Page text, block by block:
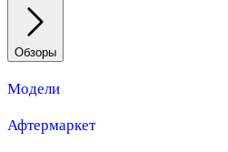
Обзоры
Модели
Афтермаркет